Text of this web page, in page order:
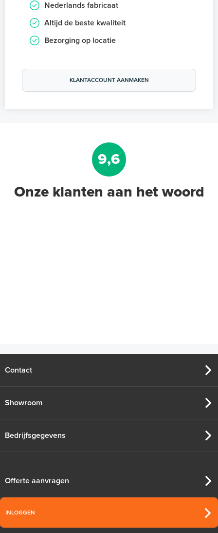
Nederlands fabricaat
Altijd de beste kwaliteit
Bezorging op locatie
KLANTACCOUNT AANMAKEN
9,6
Onze klanten aan het woord
Contact
Showroom
Bedrijfsgegevens
Offerte aanvragen
INLOGGEN